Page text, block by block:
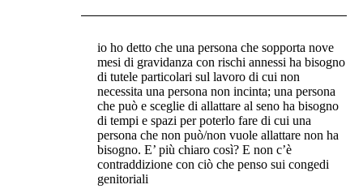
io ho detto che una persona che sopporta nove
mesi di gravidanza con rischi annessi ha bisogno
di tutele particolari sul lavoro di cui non
necessita una persona non incinta; una persona
che può e sceglie di allattare al seno ha bisogno
di tempi e spazi per poterlo fare di cui una
persona che non può/non vuole allattare non ha
bisogno. E’ più chiaro così? E non c’è
contraddizione con ciò che penso sui congedi
genitoriali